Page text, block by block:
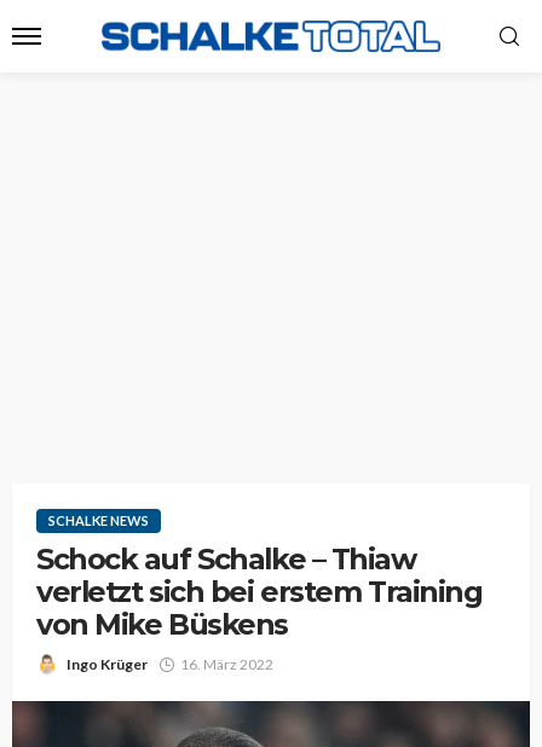
SCHALKE NEWS
Schock auf Schalke – Thiaw
verletzt sich bei erstem Training
von Mike Büskens
Ingo Krüger 16. März 2022